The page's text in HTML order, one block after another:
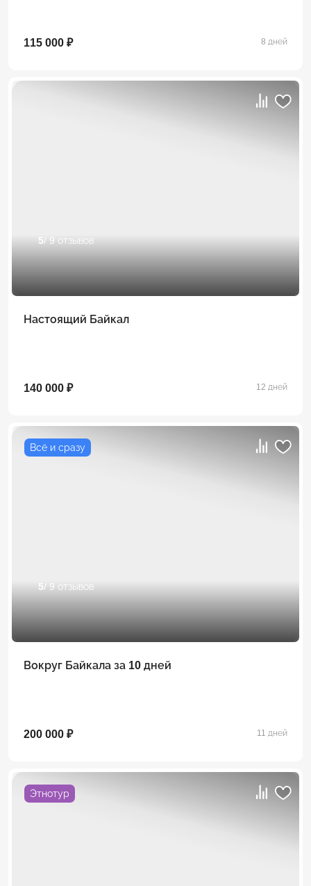
115 000 ₽ 8 дней
5/ 9 отзывов
Настоящий Байкал
140 000 ₽ 12 дней
Всё и сразу
5/ 9 отзывов
Вокруг Байкала за 10 дней
200 000 ₽ 11 дней
Этнотур